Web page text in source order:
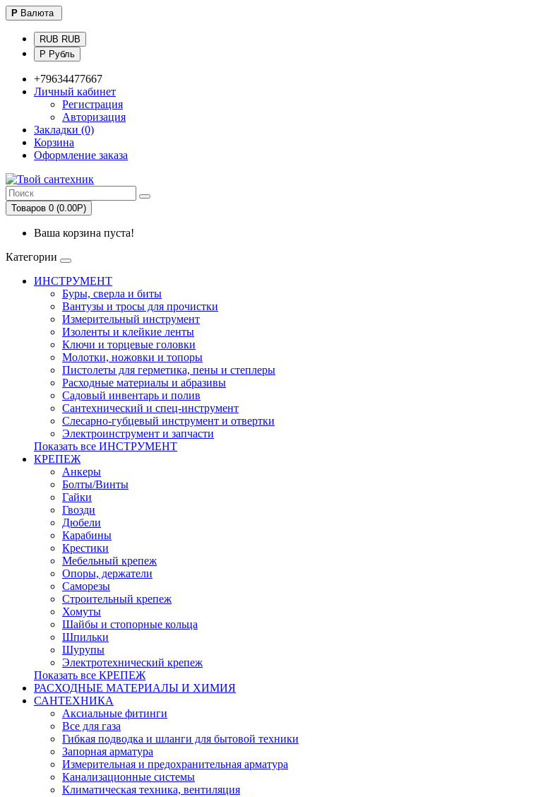
Р Валюта
RUB RUB
Р Рубль
+79634477667
Личный кабинет
Регистрация
Авторизация
Закладки (0)
Корзина
Оформление заказа
Товаров 0 (0.00Р)
Ваша корзина пуста!
Категории
ИНСТРУМЕНТ
Буры, сверла и биты
Вантузы и тросы для прочистки
Измерительный инструмент
Изоленты и клейкие ленты
Ключи и торцевые головки
Молотки, ножовки и топоры
Пистолеты для герметика, пены и степлеры
Расходные материалы и абразивы
Садовый инвентарь и полив
Сантехнический и спец-инструмент
Слесарно-губцевый инструмент и отвертки
Электроинструмент и запчасти
Показать все ИНСТРУМЕНТ
КРЕПЕЖ
Анкеры
Болты/Винты
Гайки
Гвозди
Дюбели
Карабины
Крестики
Мебельный крепеж
Опоры, держатели
Саморезы
Строительный крепеж
Хомуты
Шайбы и стопорные кольца
Шпильки
Шурупы
Электротехнический крепеж
Показать все КРЕПЕЖ
РАСХОДНЫЕ МАТЕРИАЛЫ И ХИМИЯ
САНТЕХНИКА
Аксиальные фитинги
Все для газа
Гибкая подводка и шланги для бытовой техники
Запорная арматура
Измерительная и предохранительная арматура
Канализационные системы
Климатическая техника, вентиляция